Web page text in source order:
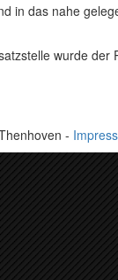
in das nahe
wurde der
-